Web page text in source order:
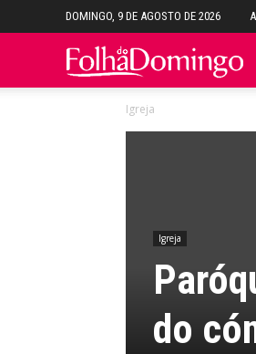
DOMINGO, 9 DE AGOSTO DE 2026
Igreja
Igreja
do